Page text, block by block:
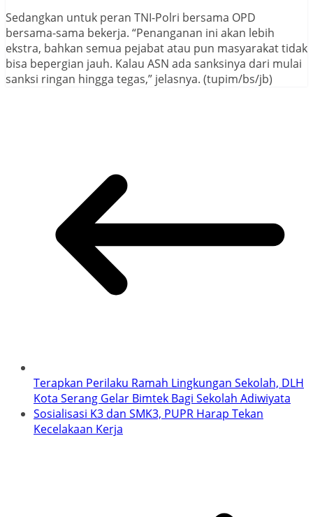
Sedangkan untuk peran TNI-Polri bersama OPD
bersama-sama bekerja. “Penanganan ini akan lebih
ekstra, bahkan semua pejabat atau pun masyarakat tidak
bisa bepergian jauh. Kalau ASN ada sanksinya dari mulai
sanksi ringan hingga tegas,” jelasnya. (tupim/bs/jb)
Terapkan Perilaku Ramah Lingkungan Sekolah, DLH
Kota Serang Gelar Bimtek Bagi Sekolah Adiwiyata
Sosialisasi K3 dan SMK3, PUPR Harap Tekan
Kecelakaan Kerja